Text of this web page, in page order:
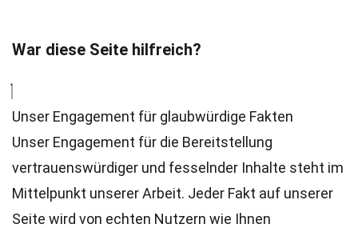
War diese Seite hilfreich?
Unser Engagement für glaubwürdige Fakten
Unser Engagement für die Bereitstellung
vertrauenswürdiger und fesselnder Inhalte steht im
Mittelpunkt unserer Arbeit. Jeder Fakt auf unserer
Seite wird von echten Nutzern wie Ihnen